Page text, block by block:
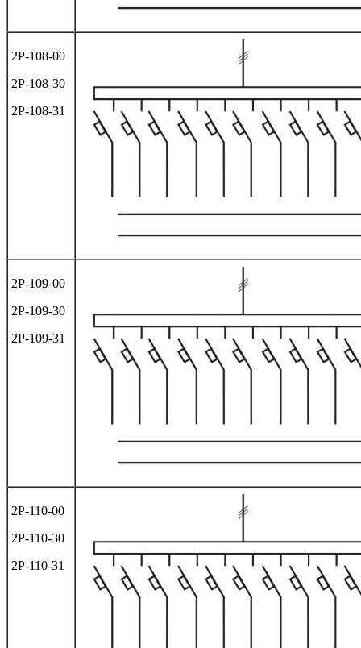
2Р-108-00
2Р-108-30
2Р-108-31
2Р-109-00
2Р-109-30
2Р-109-31
2Р-110-00
2Р-110-30
2Р-110-31